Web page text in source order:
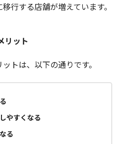
行する店舗が増えています。
リット
トは、以下の通りです。
やすくなる
る